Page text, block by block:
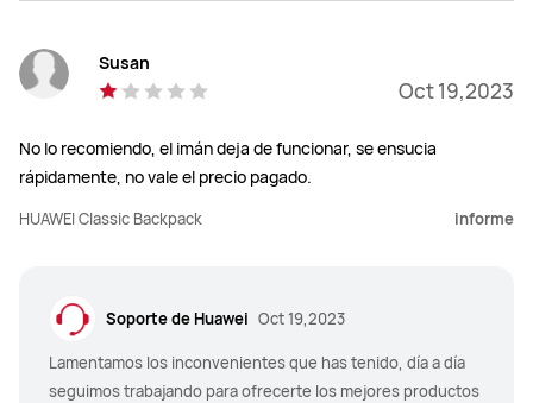
Susan
Oct 19,2023
No lo recomiendo, el imán deja de funcionar, se ensucia
rápidamente, no vale el precio pagado.
HUAWEI Classic Backpack informe
Soporte de Huawei Oct 19,2023
Lamentamos los inconvenientes que has tenido, día a día
seguimos trabajando para ofrecerte los mejores productos